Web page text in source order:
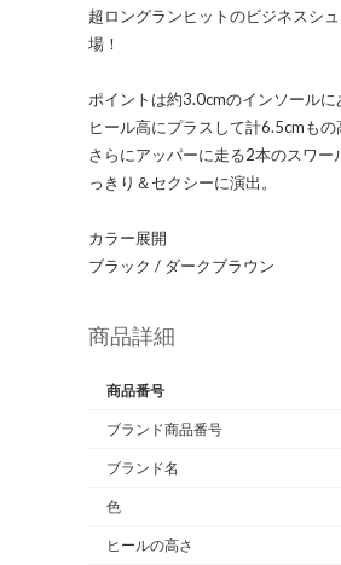
超ロングランヒットのビジネスシ
場！
ポイントは約3.0cmのインソールに
ヒール高にプラスして計6.5cmも
さらにアッパーに走る2本のスワ
っきり＆セクシーに演出。
カラー展開
ブラック / ダークブラウン
商品詳細
商品番号
ブランド商品番号
ブランド名
色
ヒールの高さ